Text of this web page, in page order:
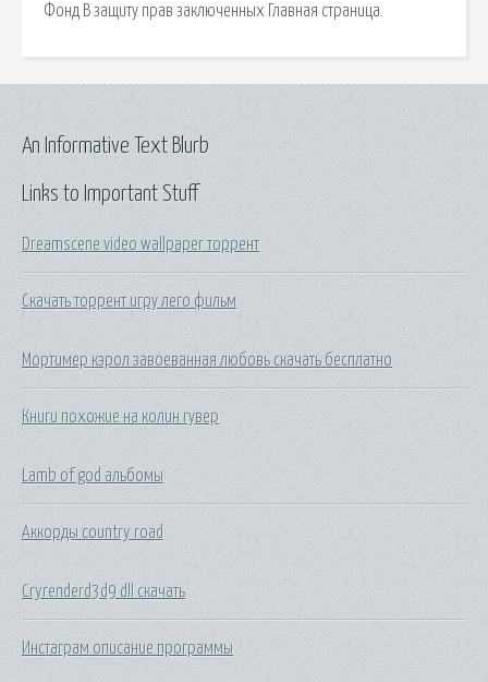
Фонд В защиту прав заключенных Главная страница.
Links to Important Stuff
Dreamscene video wallpaper торрент
Скачать торрент игру лего фильм
Мортимер кэрол завоеванная любовь скачать бесплатно
Книги похожие на колин гувер
Lamb of god альбомы
Аккорды country road
Cryrenderd3d9 dll скачать
Инстаграм описание программы
An Informative Text Blurb